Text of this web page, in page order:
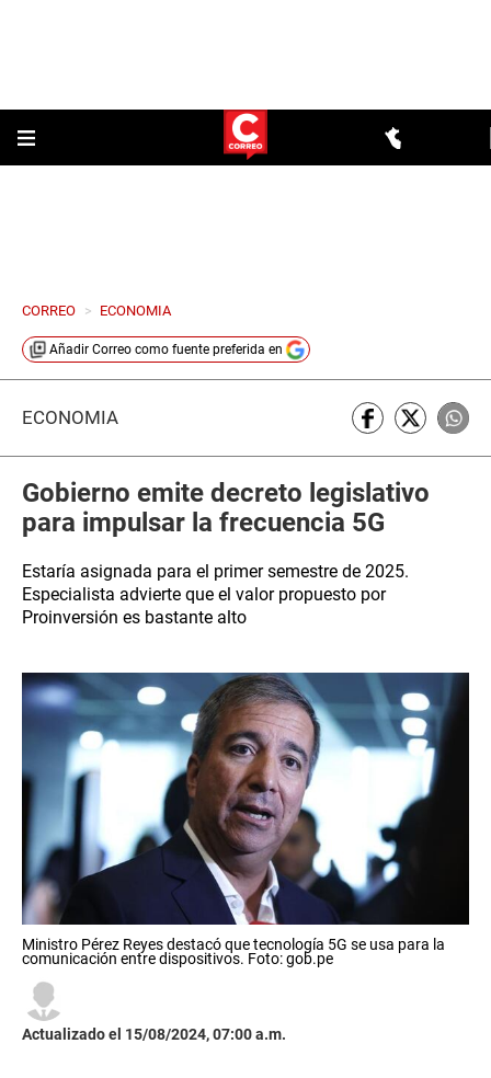
CORREO > ECONOMIA
Añadir Correo como fuente preferida en
ECONOMÍA
Gobierno emite decreto legislativo
para impulsar la frecuencia 5G
Estaría asignada para el primer semestre de 2025.
Especialista advierte que el valor propuesto por
Proinversión es bastante alto
Ministro Pérez Reyes destacó que tecnología 5G se usa para la
comunicación entre dispositivos. Foto: gob.pe
Actualizado el 15/08/2024, 07:00 a.m.